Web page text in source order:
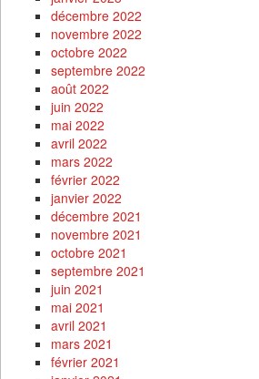
décembre 2022
novembre 2022
octobre 2022
septembre 2022
août 2022
juin 2022
mai 2022
avril 2022
mars 2022
février 2022
janvier 2022
décembre 2021
novembre 2021
octobre 2021
septembre 2021
juin 2021
mai 2021
avril 2021
mars 2021
février 2021